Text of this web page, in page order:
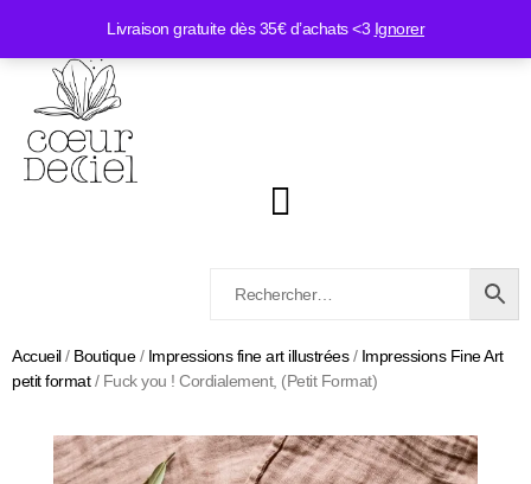
Livraison gratuite dès 35€ d’achats <3 Ignorer
Accueil/ Boutique/ Impressions fine art illustrées/ Impressions Fine Art
petit format/ Fuck you ! Cordialement, (Petit Format)